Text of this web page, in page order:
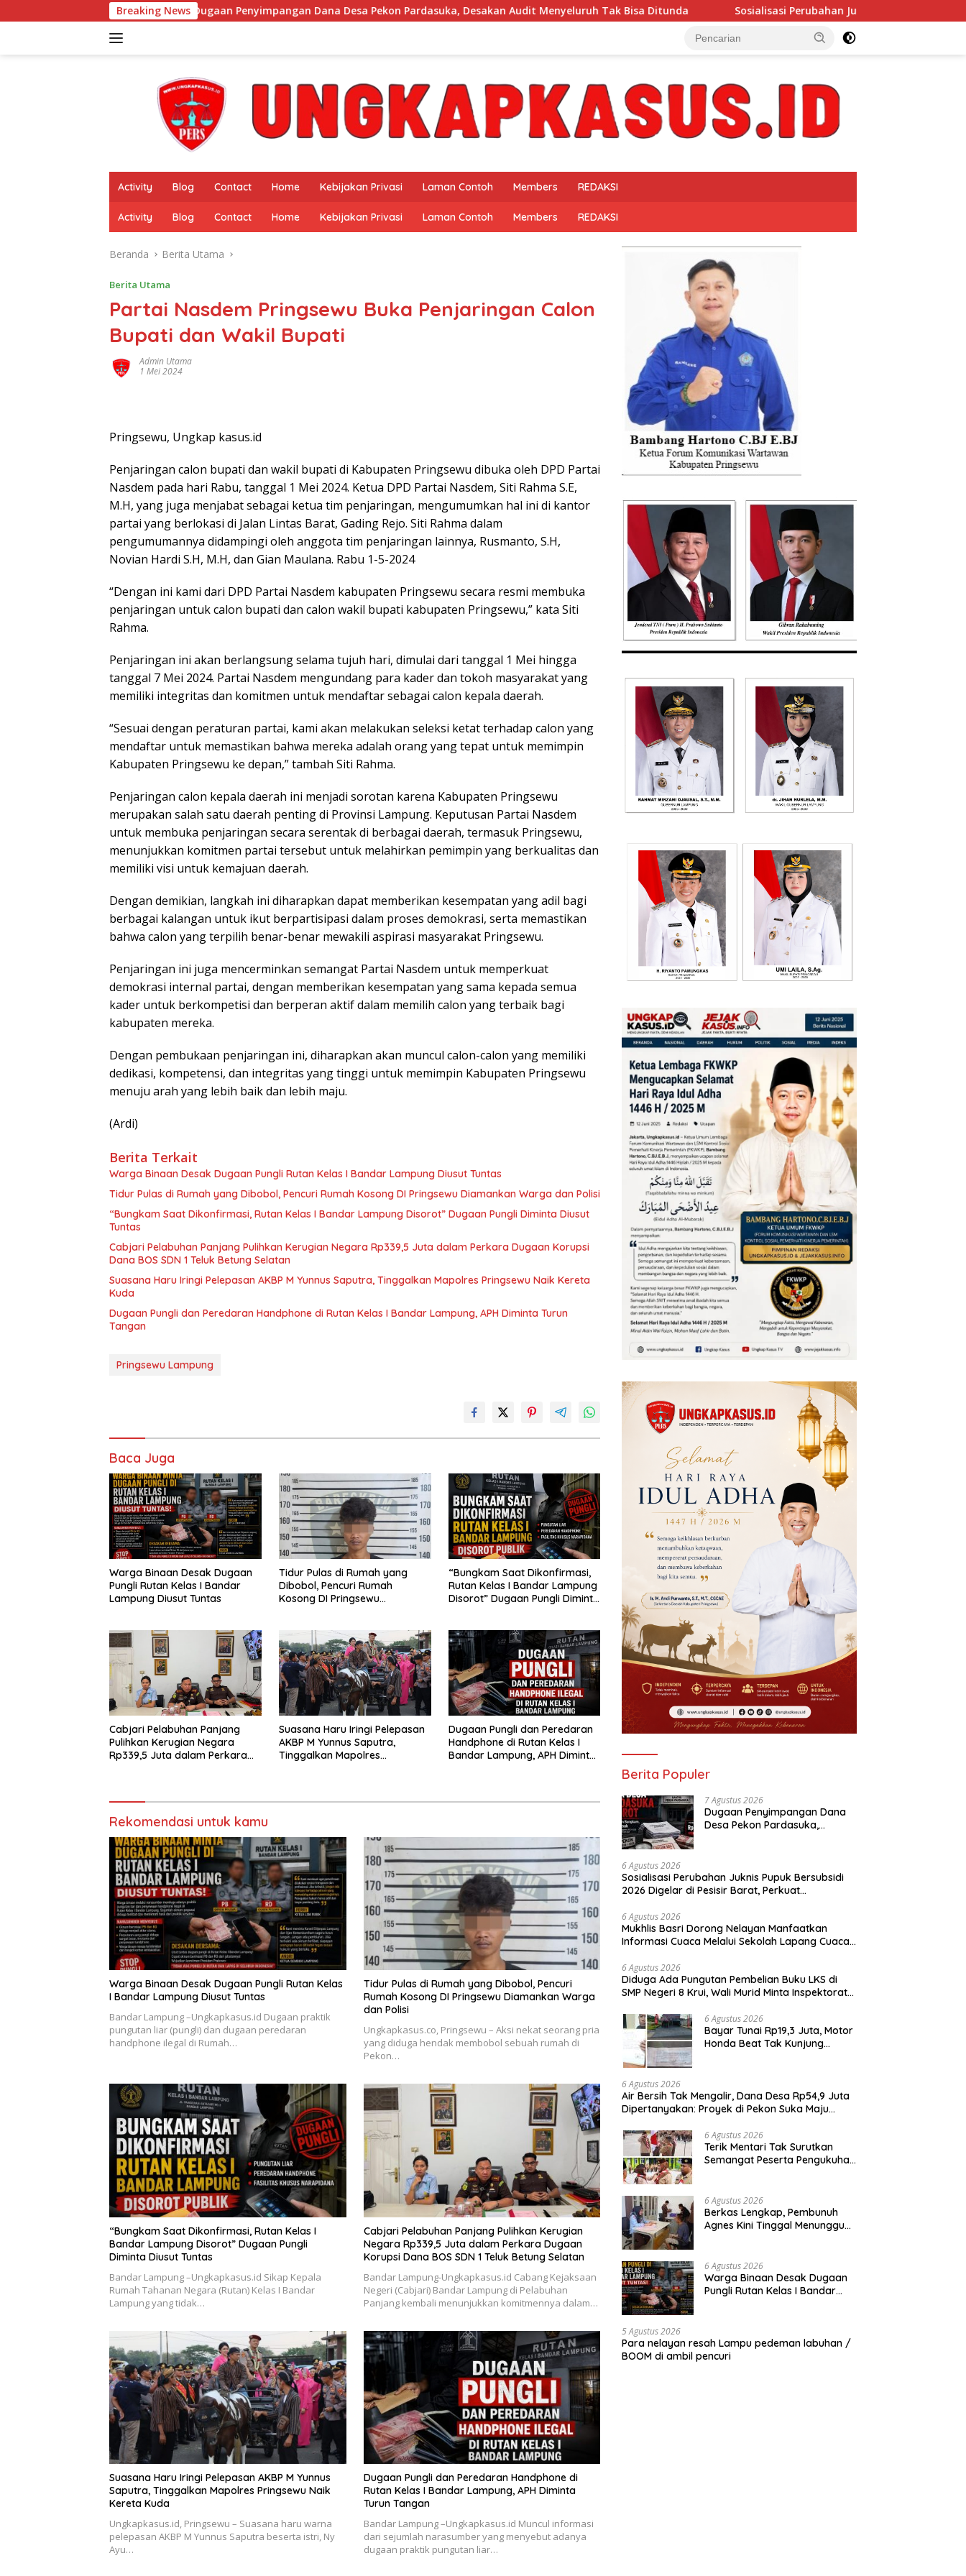
ke
Breaking News
Dugaan Penyimpangan Dana Desa Pekon Pardasuka, Desakan Audit Menyeluruh Tak Bisa Ditunda Sosialisasi Perubahan Juknis Pupuk Bersubsidi 2026 Digelar di Pesisir
Activity Blog Contact Home Kebijakan Privasi Laman Contoh Members REDAKSI
Activity Blog Contact Home Kebijakan Privasi Laman Contoh Members REDAKSI
Beranda Berita Utama
Berita Utama
Partai Nasdem Pringsewu Buka Penjaringan Calon
Bupati dan Wakil Bupati
Admin Utama
1 Mei 2024
Pringsewu, Ungkap kasus.id
Penjaringan calon bupati dan wakil bupati di Kabupaten Pringsewu dibuka oleh DPD Partai
Nasdem pada hari Rabu, tanggal 1 Mei 2024. Ketua DPD Partai Nasdem, Siti Rahma S.E,
M.H, yang juga menjabat sebagai ketua tim penjaringan, mengumumkan hal ini di kantor
partai yang berlokasi di Jalan Lintas Barat, Gading Rejo. Siti Rahma dalam
pengumumannya didampingi oleh anggota tim penjaringan lainnya, Rusmanto, S.H,
Novian Hardi S.H, M.H, dan Gian Maulana. Rabu 1-5-2024
“Dengan ini kami dari DPD Partai Nasdem kabupaten Pringsewu secara resmi membuka
penjaringan untuk calon bupati dan calon wakil bupati kabupaten Pringsewu,” kata Siti
Rahma.
Penjaringan ini akan berlangsung selama tujuh hari, dimulai dari tanggal 1 Mei hingga
tanggal 7 Mei 2024. Partai Nasdem mengundang para kader dan tokoh masyarakat yang
memiliki integritas dan komitmen untuk mendaftar sebagai calon kepala daerah.
“Sesuai dengan peraturan partai, kami akan melakukan seleksi ketat terhadap calon yang
mendaftar untuk memastikan bahwa mereka adalah orang yang tepat untuk memimpin
Kabupaten Pringsewu ke depan,” tambah Siti Rahma.
Penjaringan calon kepala daerah ini menjadi sorotan karena Kabupaten Pringsewu
merupakan salah satu daerah penting di Provinsi Lampung. Keputusan Partai Nasdem
untuk membuka penjaringan secara serentak di berbagai daerah, termasuk Pringsewu,
menunjukkan komitmen partai tersebut untuk melahirkan pemimpin yang berkualitas dan
memiliki visi untuk kemajuan daerah.
Dengan demikian, langkah ini diharapkan dapat memberikan kesempatan yang adil bagi
berbagai kalangan untuk ikut berpartisipasi dalam proses demokrasi, serta memastikan
bahwa calon yang terpilih benar-benar mewakili aspirasi masyarakat Pringsewu.
Penjaringan ini juga mencerminkan semangat Partai Nasdem untuk memperkuat
demokrasi internal partai, dengan memberikan kesempatan yang sama kepada semua
kader untuk berkompetisi dan berperan aktif dalam memilih calon yang terbaik bagi
kabupaten mereka.
Dengan pembukaan penjaringan ini, diharapkan akan muncul calon-calon yang memiliki
dedikasi, kompetensi, dan integritas yang tinggi untuk memimpin Kabupaten Pringsewu
menuju arah yang lebih baik dan lebih maju.
(Ardi)
Berita Terkait
Warga Binaan Desak Dugaan Pungli Rutan Kelas I Bandar Lampung Diusut Tuntas
Tidur Pulas di Rumah yang Dibobol, Pencuri Rumah Kosong DI Pringsewu Diamankan Warga dan Polisi
“Bungkam Saat Dikonfirmasi, Rutan Kelas I Bandar Lampung Disorot” Dugaan Pungli Diminta Diusut
Tuntas
Cabjari Pelabuhan Panjang Pulihkan Kerugian Negara Rp339,5 Juta dalam Perkara Dugaan Korupsi
Dana BOS SDN 1 Teluk Betung Selatan
Suasana Haru Iringi Pelepasan AKBP M Yunnus Saputra, Tinggalkan Mapolres Pringsewu Naik Kereta
Kuda
Dugaan Pungli dan Peredaran Handphone di Rutan Kelas I Bandar Lampung, APH Diminta Turun
Tangan
Pringsewu Lampung
Baca Juga
Warga Binaan Desak Dugaan
Pungli Rutan Kelas I Bandar
Lampung Diusut Tuntas
Tidur Pulas di Rumah yang
Dibobol, Pencuri Rumah
Kosong DI Pringsewu
“Bungkam Saat Dikonfirmasi,
Rutan Kelas I Bandar Lampung
Disorot” Dugaan Pungli Diminta
Cabjari Pelabuhan Panjang
Pulihkan Kerugian Negara
Rp339,5 Juta dalam Perkara
Suasana Haru Iringi Pelepasan
AKBP M Yunnus Saputra,
Tinggalkan Mapolres
Dugaan Pungli dan Peredaran
Handphone di Rutan Kelas I
Bandar Lampung, APH Diminta
Rekomendasi untuk kamu
Warga Binaan Desak Dugaan Pungli Rutan Kelas
I Bandar Lampung Diusut Tuntas
Bandar Lampung –Ungkapkasus.id Dugaan praktik
pungutan liar (pungli) dan dugaan peredaran
handphone ilegal di Rumah…
Tidur Pulas di Rumah yang Dibobol, Pencuri
Rumah Kosong DI Pringsewu Diamankan Warga
dan Polisi
Ungkapkasus.co, Pringsewu – Aksi nekat seorang pria
yang diduga hendak membobol sebuah rumah di
Pekon…
“Bungkam Saat Dikonfirmasi, Rutan Kelas I
Bandar Lampung Disorot” Dugaan Pungli
Diminta Diusut Tuntas
Bandar Lampung –Ungkapkasus.id Sikap Kepala
Rumah Tahanan Negara (Rutan) Kelas I Bandar
Lampung yang tidak…
Cabjari Pelabuhan Panjang Pulihkan Kerugian
Negara Rp339,5 Juta dalam Perkara Dugaan
Korupsi Dana BOS SDN 1 Teluk Betung Selatan
Bandar Lampung-Ungkapkasus.id Cabang Kejaksaan
Negeri (Cabjari) Bandar Lampung di Pelabuhan
Panjang kembali menunjukkan komitmennya dalam…
Suasana Haru Iringi Pelepasan AKBP M Yunnus
Saputra, Tinggalkan Mapolres Pringsewu Naik
Kereta Kuda
Ungkapkasus.id, Pringsewu – Suasana haru warna
pelepasan AKBP M Yunnus Saputra beserta istri, Ny
Ayu…
Dugaan Pungli dan Peredaran Handphone di
Rutan Kelas I Bandar Lampung, APH Diminta
Turun Tangan
Bandar Lampung –Ungkapkasus.id Muncul informasi
dari sejumlah narasumber yang menyebut adanya
dugaan praktik pungutan liar…
Berita Populer
7 Agustus 2026
Dugaan Penyimpangan Dana
Desa Pekon Pardasuka,
6 Agustus 2026
Sosialisasi Perubahan Juknis Pupuk Bersubsidi
2026 Digelar di Pesisir Barat, Perkuat
6 Agustus 2026
Mukhlis Basri Dorong Nelayan Manfaatkan
Informasi Cuaca Melalui Sekolah Lapang Cuaca
6 Agustus 2026
Diduga Ada Pungutan Pembelian Buku LKS di
SMP Negeri 8 Krui, Wali Murid Minta Inspektorat
6 Agustus 2026
Bayar Tunai Rp19,3 Juta, Motor
Honda Beat Tak Kunjung
6 Agustus 2026
Air Bersih Tak Mengalir, Dana Desa Rp54,9 Juta
Dipertanyakan: Proyek di Pekon Suka Maju
Konfirmasi
6 Agustus 2026
Terik Mentari Tak Surutkan
Semangat Peserta Pengukuhan
6 Agustus 2026
Berkas Lengkap, Pembunuh
Agnes Kini Tinggal Menunggu
6 Agustus 2026
Warga Binaan Desak Dugaan
Pungli Rutan Kelas I Bandar
5 Agustus 2026
Para nelayan resah Lampu pedeman labuhan /
BOOM di ambil pencuri